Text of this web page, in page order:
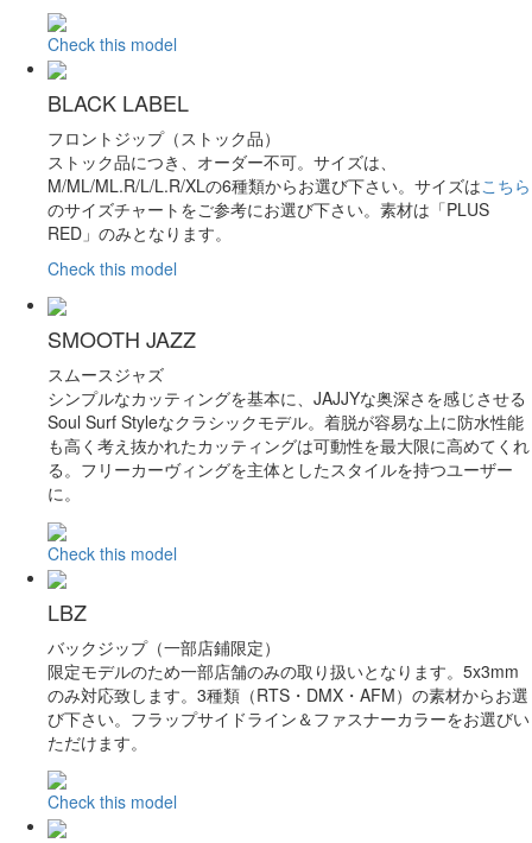
Check this model
BLACK LABEL
フロントジップ（ストック品）
ストック品につき、オーダー不可。サイズは、
M/ML/ML.R/L/L.R/XLの6種類からお選び下さい。サイズはこちら
のサイズチャートをご参考にお選び下さい。素材は「PLUS
RED」のみとなります。
Check this model
SMOOTH JAZZ
スムースジャズ
シンプルなカッティングを基本に、JAJJYな奥深さを感じさせる
Soul Surf Styleなクラシックモデル。着脱が容易な上に防水性能
も高く考え抜かれたカッティングは可動性を最大限に高めてくれ
る。フリーカーヴィングを主体としたスタイルを持つユーザー
に。
Check this model
LBZ
バックジップ（一部店鋪限定）
限定モデルのため一部店舗のみの取り扱いとなります。5x3mm
のみ対応致します。3種類（RTS・DMX・AFM）の素材からお選
び下さい。フラップサイドライン＆ファスナーカラーをお選びい
ただけます。
Check this model